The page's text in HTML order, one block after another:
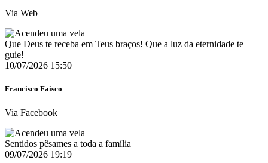
Via Web
Que Deus te receba em Teus braços! Que a luz da eternidade te
guie!
10/07/2026 15:50
Francisco Faisco
Via Facebook
Sentidos pêsames a toda a família
09/07/2026 19:19